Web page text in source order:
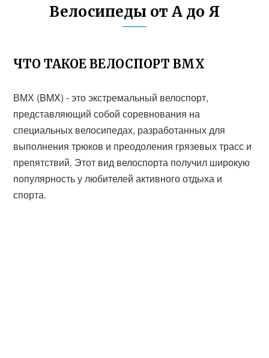
Велосипеды от А до Я
ЧТО ТАКОЕ ВЕЛОСПОРТ ВМХ
ВМХ (BMX) - это экстремальный велоспорт,
представляющий собой соревнования на
специальных велосипедах, разработанных для
выполнения трюков и преодоления грязевых трасс и
препятствий. Этот вид велоспорта получил широкую
популярность у любителей активного отдыха и
спорта.